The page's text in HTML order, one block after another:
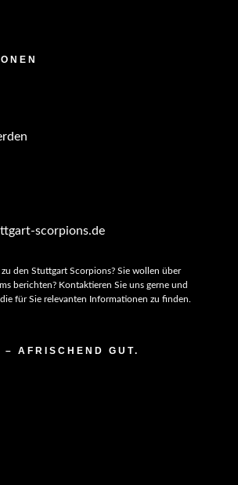
scorpions.de
zu den Stuttgart Scorpions? Sie wollen über
berichten? Kontaktieren Sie uns gerne und
für Sie relevanten Informationen zu finden.
AFRISCHEND GUT.